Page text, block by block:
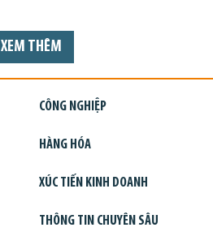
XEM THÊM
CÔNG NGHIỆP
HÀNG HÓA
XÚC TIẾN KINH DOANH
THÔNG TIN CHUYÊN SÂU